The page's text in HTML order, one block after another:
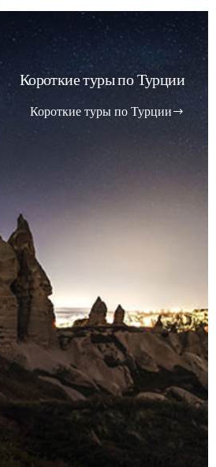
Короткие туры по Турции
Короткие туры по Турции